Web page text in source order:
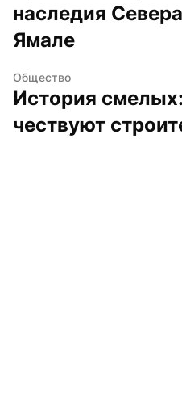
наследия
Ямале
Общество
История
чествуют